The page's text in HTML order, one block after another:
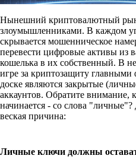
Нынешний криптовалютный
злоумышленниками. В каждом
скрывается мошенническое
перевести цифровые активы из
кошелька в их собственный. В
игре за криптозащиту главными
доске являются закрытые
аккаунтов. Обратите внимание,
начинается - со слова "личные"?
веская причина:
Личные ключи должны